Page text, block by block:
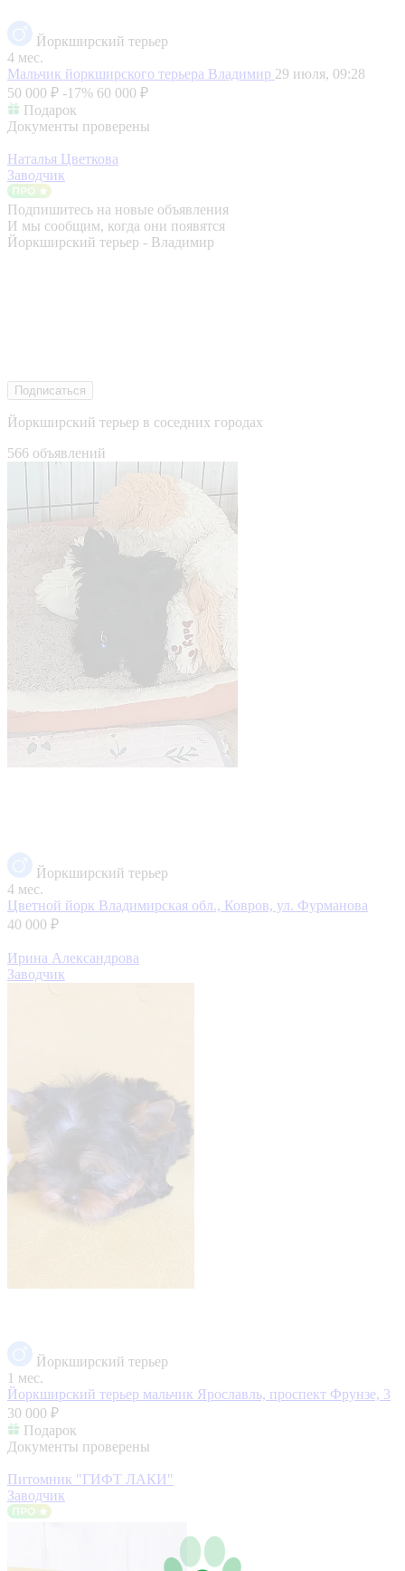
Йоркширский терьер
4 мес.
Мальчик йоркширского терьера Владимир 29 июля, 09:28
50 000 ₽ -17% 60 000 ₽
Подарок
Документы проверены
Наталья Цветкова
Заводчик
Подпишитесь на новые объявления
И мы сообщим, когда они появятся
Йоркширский терьер - Владимир
Подписаться
Йоркширский терьер в соседних городах
566 объявлений
Йоркширский терьер
4 мес.
Цветной йорк Владимирская обл., Ковров, ул. Фурманова
40 000 ₽
Ирина Александрова
Заводчик
Йоркширский терьер
1 мес.
Йоркширский терьер мальчик Ярославль, проспект Фрунзе, 3
30 000 ₽
Подарок
Документы проверены
Питомник "ГИФТ ЛАКИ"
Заводчик